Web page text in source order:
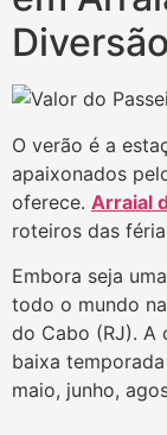
O verão é a
apaixonados
oferece. Arraial
roteiros das
Embora seja
todo o mundo
do Cabo (RJ). A
baixa
maio, junho,